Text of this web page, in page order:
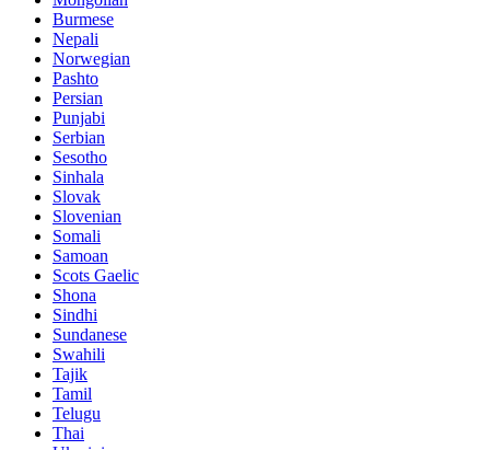
Burmese
Nepali
Norwegian
Pashto
Persian
Punjabi
Serbian
Sesotho
Sinhala
Slovak
Slovenian
Somali
Samoan
Scots Gaelic
Shona
Sindhi
Sundanese
Swahili
Tajik
Tamil
Telugu
Thai